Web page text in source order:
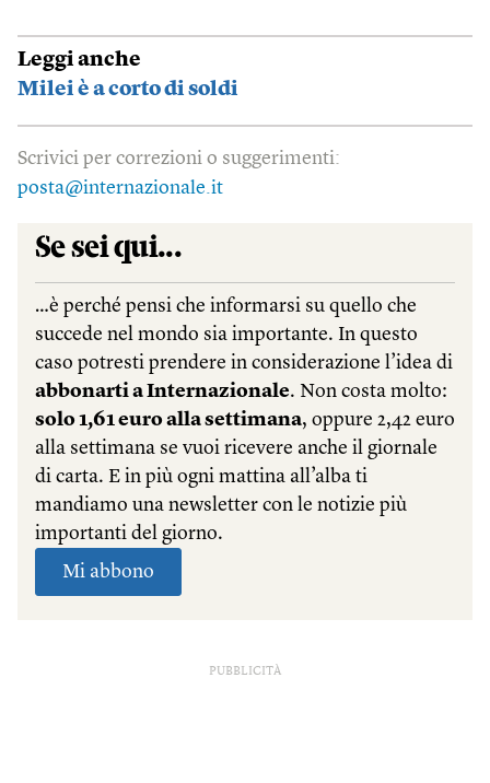
Leggi anche
Milei è a corto di soldi
Scrivici per correzioni o suggerimenti:
posta@internazionale.it
PUBBLICITÀ